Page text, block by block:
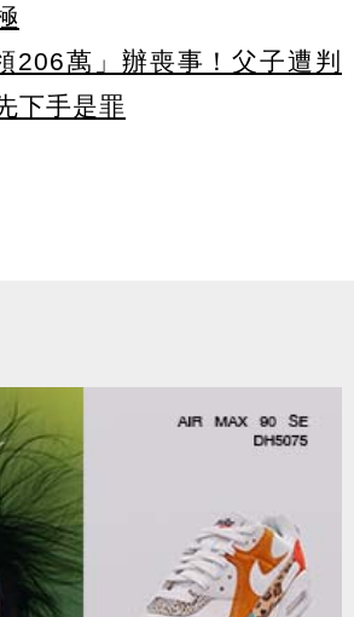
206萬」辦喪事！父子遭判
下手是罪